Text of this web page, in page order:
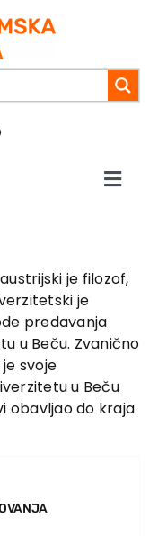
Toggle
je filozof,
je
predavanja
u Beču. Zvanično
je svoje
u Beču
obavljao do kraja